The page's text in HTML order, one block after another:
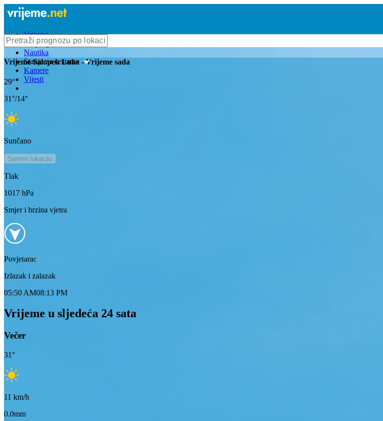
Vrijeme
Bioprognoza
Nautika
Stanje na cestama
Kamere
Vijesti
VrijemeSalopek Luke - Vrijeme sada
29°
31°/14°
Sunčano
Spremi lokaciju
Tlak
1017 hPa
Smjer i brzina vjetra
Povjetarac
Izlazak i zalazak
05:50 AM08:13 PM
Vrijeme u sljedeća 24 sata
Večer
31°
11 km/h
0.0mm